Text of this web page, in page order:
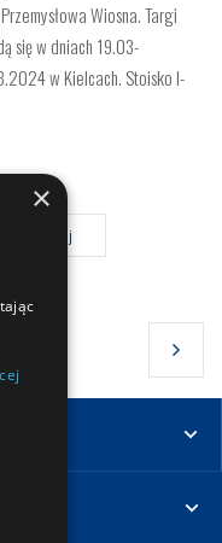
Wiosna. Targi
się w dniach 19.03-
w Kielcach. Stoisko I-
Czytaj więcej
×